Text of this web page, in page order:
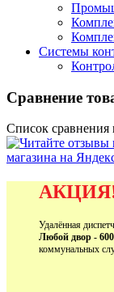
Системы
Сравнение
Список сравнения
Удалённая
Любой двор -
коммунальных